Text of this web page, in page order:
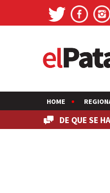
HOME
DE QUE SE